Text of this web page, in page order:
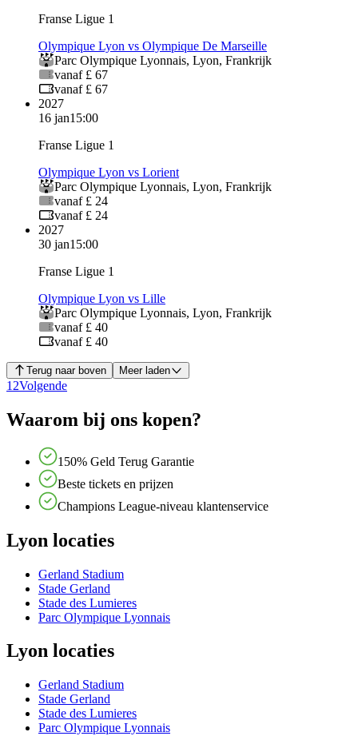
Franse Ligue 1
Olympique Lyon vs Olympique De Marseille
Parc Olympique Lyonnais, Lyon, Frankrijk
vanaf £ 67
vanaf £ 67
2027
16 jan15:00
Franse Ligue 1
Olympique Lyon vs Lorient
Parc Olympique Lyonnais, Lyon, Frankrijk
vanaf £ 24
vanaf £ 24
2027
30 jan15:00
Franse Ligue 1
Olympique Lyon vs Lille
Parc Olympique Lyonnais, Lyon, Frankrijk
vanaf £ 40
vanaf £ 40
Terug naar boven Meer laden
1 2Volgende
Waarom bij ons kopen?
150% Geld Terug Garantie
Beste tickets en prijzen
Champions League-niveau klantenservice
Lyon locaties
Gerland Stadium
Stade Gerland
Stade des Lumieres
Parc Olympique Lyonnais
Lyon locaties
Gerland Stadium
Stade Gerland
Stade des Lumieres
Parc Olympique Lyonnais